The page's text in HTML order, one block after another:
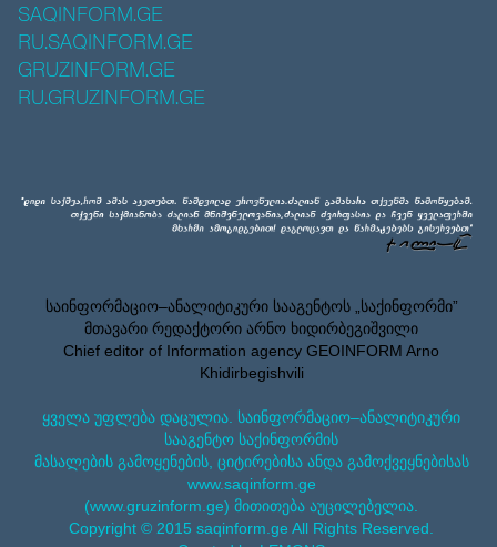
SAQINFORM.GE
RU.SAQINFORM.GE
GRUZINFORM.GE
RU.GRUZINFORM.GE
საინფორმაციო–ანალიტიკური სააგენტოს „საქინფორმი”
მთავარი რედაქტორი არნო ხიდირბეგიშვილი
Chief editor of Information agency GEOINFORM Arno
Khidirbegishvili
ყველა უფლება დაცულია. საინფორმაციო–ანალიტიკური
სააგენტო საქინფორმის
მასალების გამოყენების, ციტირებისა ანდა გამოქვეყნებისას
www.saqinform.ge
(www.gruzinform.ge) მითითება აუცილებელია.
Copyright © 2015 saqinform.ge All Rights Reserved.